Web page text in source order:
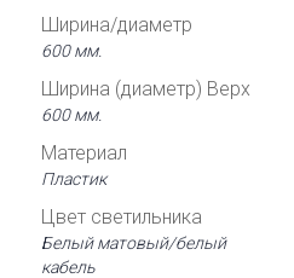
Ширина/диаметр
600 мм.
Ширина (диаметр) Верх
600 мм.
Материал
Пластик
Цвет светильника
Белый матовый/белый
кабель